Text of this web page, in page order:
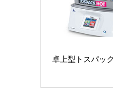
卓上型トスパッ